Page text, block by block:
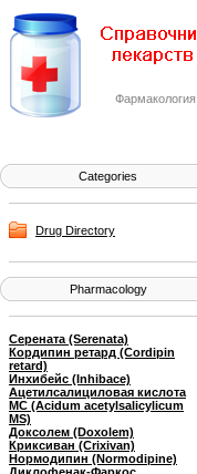
Фармакология
Categories
Drug Directory
Pharmacology
Серената (Serenata)
Кордипин ретард (Cordipin
retard)
Инхибейс (Inhibace)
Ацетилсалициловая кислота
МС (Acidum acetylsalicylicum
MS)
Доксолем (Doxolem)
Криксиван (Crixivan)
Нормодипин (Normodipine)